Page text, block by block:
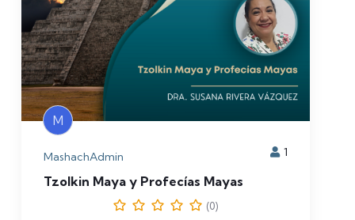
M
MashachAdmin 1
Tzolkin Maya y Profecías Mayas
(0)